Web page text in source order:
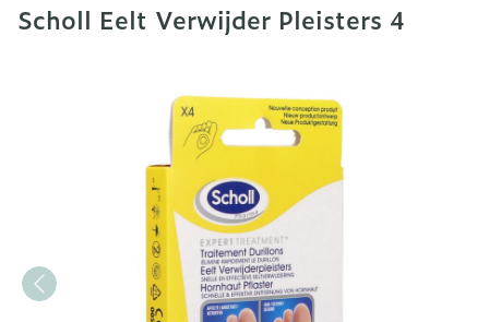
Scholl Eelt Verwijder Pleisters 4